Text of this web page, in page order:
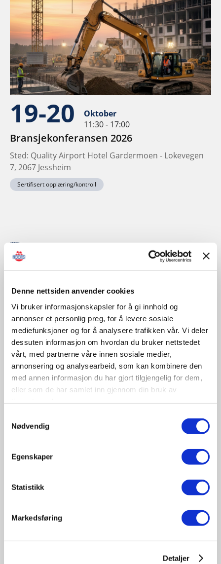
Denne nettsiden anvender cookies
Vi bruker informasjonskapsler for å gi innhold og
annonser et personlig preg, for å levere sosiale
mediefunksjoner og for å analysere trafikken vår. Vi deler
dessuten informasjon om hvordan du bruker nettstedet
vårt, med partnerne våre innen sosiale medier,
annonsering og analysearbeid, som kan kombinere den
med annen informasjon du har gjort tilgjengelig for dem,
eller som de har samlet inn gjennom din bruk av
Nødvendig
Egenskaper
Statistikk
Markedsføring
Detaljer
19-20
Oktober
11:30 - 17:00
Bransjekonferansen 2026
Sted: Quality Airport Hotel Gardermoen - Lokevegen
7, 2067 Jessheim
Sertifisert opplæring/kontroll
November
09-10
Sted: Clarion Hotel & Congress Oslo Airport, Hans